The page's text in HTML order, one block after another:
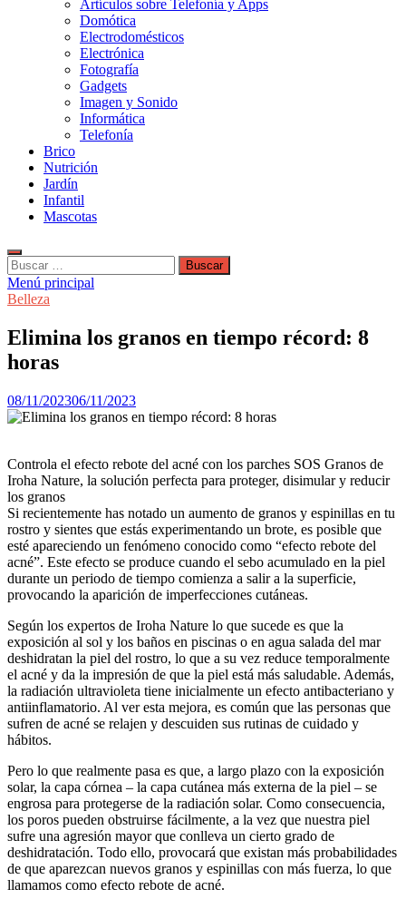
Artículos sobre Telefonía y Apps
Domótica
Electrodomésticos
Electrónica
Fotografía
Gadgets
Imagen y Sonido
Informática
Telefonía
Brico
Nutrición
Jardín
Infantil
Mascotas
Buscar:
Menú principal
Belleza
Elimina los granos en tiempo récord: 8
horas
08/11/202306/11/2023
Controla el efecto rebote del acné con los parches SOS Granos de
Iroha Nature, la solución perfecta para proteger, disimular y reducir
los granos
Si recientemente has notado un aumento de granos y espinillas en tu
rostro y sientes que estás experimentando un brote, es posible que
esté apareciendo un fenómeno conocido como “efecto rebote del
acné”. Este efecto se produce cuando el sebo acumulado en la piel
durante un periodo de tiempo comienza a salir a la superficie,
provocando la aparición de imperfecciones cutáneas.
Según los expertos de Iroha Nature lo que sucede es que la
exposición al sol y los baños en piscinas o en agua salada del mar
deshidratan la piel del rostro, lo que a su vez reduce temporalmente
el acné y da la impresión de que la piel está más saludable. Además,
la radiación ultravioleta tiene inicialmente un efecto antibacteriano y
antiinflamatorio. Al ver esta mejora, es común que las personas que
sufren de acné se relajen y descuiden sus rutinas de cuidado y
hábitos.
Pero lo que realmente pasa es que, a largo plazo con la exposición
solar, la capa córnea – la capa cutánea más externa de la piel – se
engrosa para protegerse de la radiación solar. Como consecuencia,
los poros pueden obstruirse fácilmente, a la vez que nuestra piel
sufre una agresión mayor que conlleva un cierto grado de
deshidratación. Todo ello, provocará que existan más probabilidades
de que aparezcan nuevos granos y espinillas con más fuerza, lo que
llamamos como efecto rebote de acné.